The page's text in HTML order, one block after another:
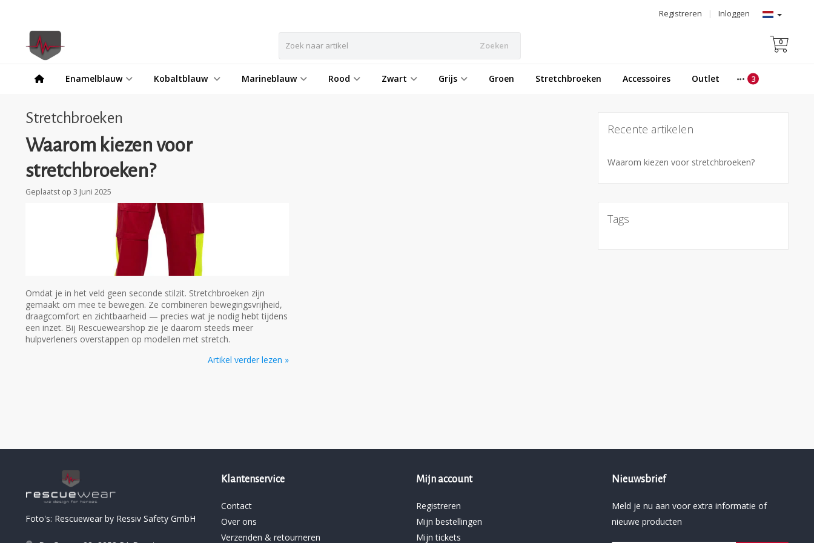
Inloggen
|
Registreren
Zoeken 0
Enamelblauw Kobaltblauw Marineblauw Rood Zwart Grijs Groen Stretchbroeken Accessoires Outlet
Stretchbroeken
Waarom kiezen voor
stretchbroeken?
Geplaatst op 3 Juni 2025
Omdat je in het veld geen seconde stilzit. Stretchbroeken zijn
gemaakt om mee te bewegen. Ze combineren bewegingsvrijheid,
draagcomfort en zichtbaarheid — precies wat je nodig hebt tijdens
een inzet. Bij Rescuewearshop zie je daarom steeds meer
hulpverleners overstappen op modellen met stretch.
Artikel verder lezen »
Recente artikelen
Waarom kiezen voor stretchbroeken?
Tags
Foto's: Rescuewear by Ressiv Safety GmbH
Klantenservice
Contact
Over ons
Verzenden & retourneren
Mijn account
Registreren
Mijn bestellingen
Mijn tickets
Nieuwsbrief
Meld je nu aan voor extra informatie of
nieuwe producten